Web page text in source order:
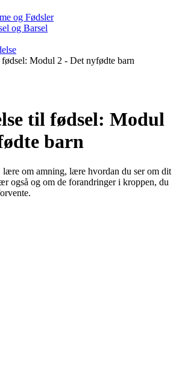
og Fødsler
og Barsel
fødsel: Modul 2 - Det nyfødte barn
til fødsel: Modul
barn
om amning, lære hvordan du ser om dit
også og om de forandringer i kroppen, du